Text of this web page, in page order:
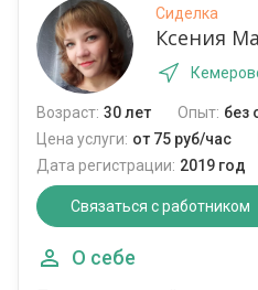
Сиделка
Ксения
Возраст: 30 лет Опыт: без
Цена услуги: от 75 руб/час
Дата регистрации: 2019 год
Связаться с работником
О себе